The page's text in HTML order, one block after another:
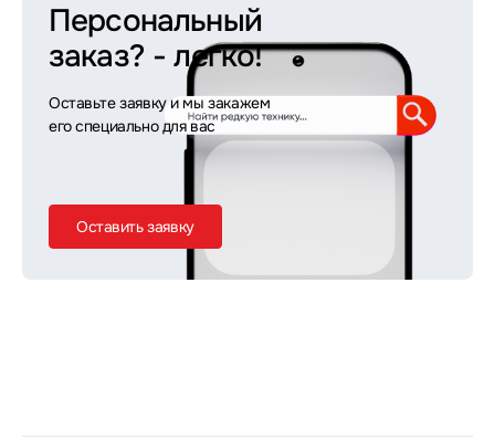
Персональный
заказ? - легко!
Оставьте заявку и мы закажем
его специально для вас
Оставить заявку